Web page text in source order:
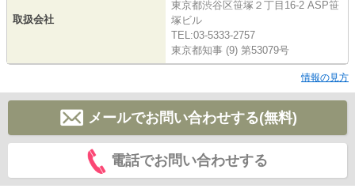
取扱会社
東京都渋谷区笹塚２丁目16-2 ASP笹
塚ビル
TEL:03-5333-2757
東京都知事 (9) 第53079号
情報の見方
メールでお問い合わせする(無料)
電話でお問い合わせする